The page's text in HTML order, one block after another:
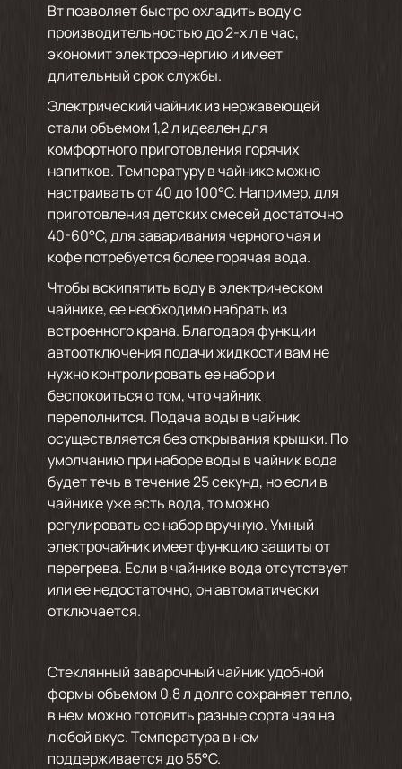
Вт позволяет быстро охладить воду с
производительностью до 2-х л в час,
экономит электроэнергию и имеет
длительный срок службы.
Электрический чайник из нержавеющей
стали объемом 1,2 л идеален для
комфортного приготовления горячих
напитков. Температуру в чайнике можно
настраивать от 40 до 100°С. Например, для
приготовления детских смесей достаточно
40-60°С, для заваривания черного чая и
кофе потребуется более горячая вода.
Чтобы вскипятить воду в электрическом
чайнике, ее необходимо набрать из
встроенного крана. Благодаря функции
автоотключения подачи жидкости вам не
нужно контролировать ее набор и
беспокоиться о том, что чайник
переполнится. Подача воды в чайник
осуществляется без открывания крышки. По
умолчанию при наборе воды в чайник вода
будет течь в течение 25 секунд, но если в
чайнике уже есть вода, то можно
регулировать ее набор вручную. Умный
электрочайник имеет функцию защиты от
перегрева. Если в чайнике вода отсутствует
или ее недостаточно, он автоматически
отключается.
Стеклянный заварочный чайник удобной
формы объемом 0,8 л долго сохраняет тепло,
в нем можно готовить разные сорта чая на
любой вкус. Температура в нем
поддерживается до 55°С.